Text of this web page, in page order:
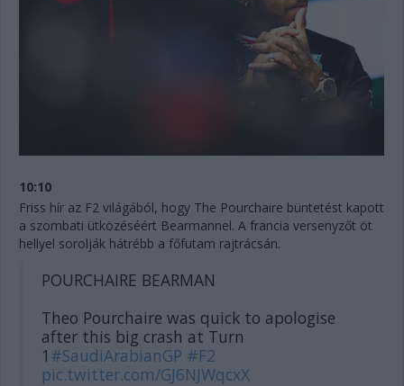
10:10
Friss hír az F2 világából, hogy The Pourchaire büntetést kapott
a szombati ütközéséért Bearmannel. A francia versenyzőt öt
hellyel sorolják hátrébb a főfutam rajtrácsán.
POURCHAIRE BEARMAN
Theo Pourchaire was quick to apologise
after this big crash at Turn
1 #SaudiArabianGP #F2
pic.twitter.com/GJ6NJWqcxX